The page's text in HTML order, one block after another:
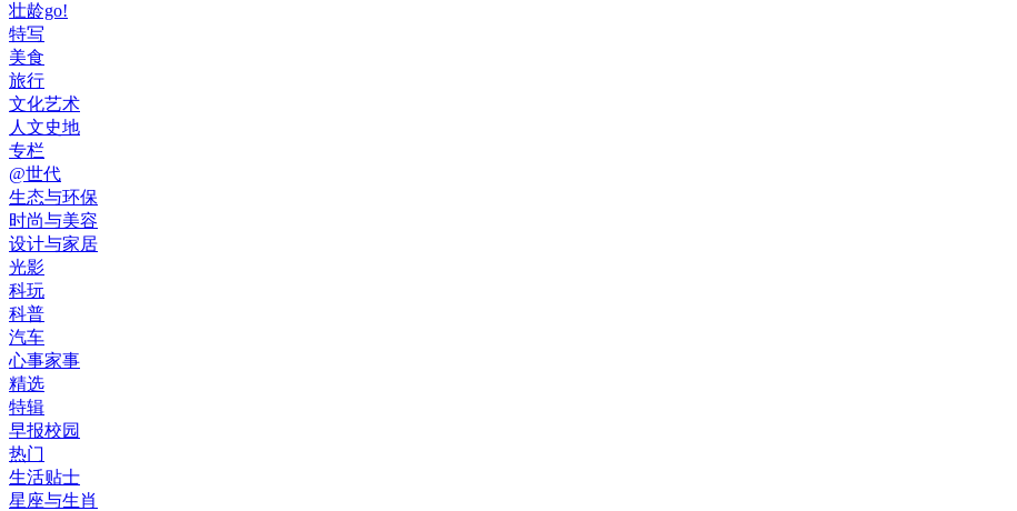
壮龄go!
特写
美食
旅行
文化艺术
人文史地
专栏
@世代
生态与环保
时尚与美容
设计与家居
光影
科玩
科普
汽车
心事家事
精选
特辑
早报校园
热门
生活贴士
星座与生肖